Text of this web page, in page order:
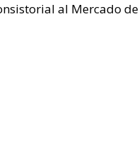
al Mercado